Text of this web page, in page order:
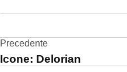
Store
Navigazione
Precedente
Icone: Delorian